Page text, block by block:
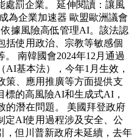
處罰企業。 延伸閱讀：讓風
為企業加速器 歐盟歐洲議會
據風險高低管理AI。該法認
括使用政治、宗教等敏感個
南韓國會2024年12月通過
AI基本法），今年1月生效，
策、應用推廣等方面提供支
標的高風險AI和生成式AI，
的潛在問題。 美國拜登政府
定AI使用過程涉及安全、公
，但川普新政府未延續，去年